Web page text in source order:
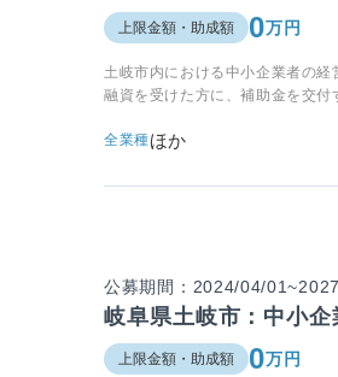
上限金額・助成額 0万円
土岐市内における中小企業者の
融資を受けた方に、補助金を交付
全業種ほか
公募期間：2024/04/
岐阜県土岐市：中小
上限金額・助成額 0万円